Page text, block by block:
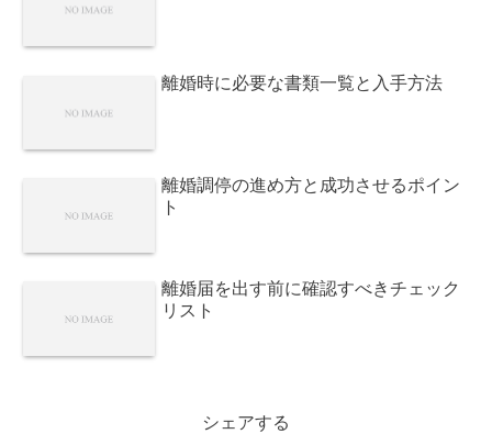
離婚時に必要な書類一覧と入手方法
離婚調停の進め方と成功させるポイン
ト
離婚届を出す前に確認すべきチェック
リスト
シェアする